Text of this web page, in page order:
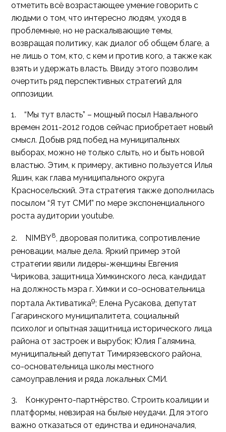
отметить всё возрастающее умение говорить с
людьми о том, что интересно людям, уходя в
проблемные, но не раскалывающие темы,
возвращая политику, как диалог об общем благе, а
не лишь о том, кто, с кем и против кого, а также как
взять и удержать власть. Ввиду этого позволим
очертить ряд перспективных стратегий для
оппозиции.
1. “Мы тут власть” – мощный посыл Навального
времен 2011-2012 годов сейчас приобретает новый
смысл. Добыв ряд побед на муниципальных
выборах, можно не только слыть, но и быть новой
властью. Этим, к примеру, активно пользуется Илья
Яшин, как глава муниципального округа
Красносельский. Эта стратегия также дополнилась
посылом “Я тут СМИ” по мере экспоненциального
роста аудитории youtube.
2. NIMBY8, дворовая политика, сопротивление
реновации, малые дела. Яркий пример этой
стратегии явили лидеры-женщины Евгения
Чирикова, защитница Химкинского леса, кандидат
на должность мэра г. Химки и со-основательница
портала Активатика9; Елена Русакова, депутат
Гагаринского муниципалитета, социальный
психолог и опытная защитница исторического лица
района от застроек и вырубок; Юлия Галямина,
муниципальный депутат Тимирязевского района,
со-основательница школы местного
самоуправления и ряда локальных СМИ.
3. Конкуренто-партнёрство. Строить коалиции и
платформы, невзирая на былые неудачи. Для этого
важно отказаться от единства и единоначалия,